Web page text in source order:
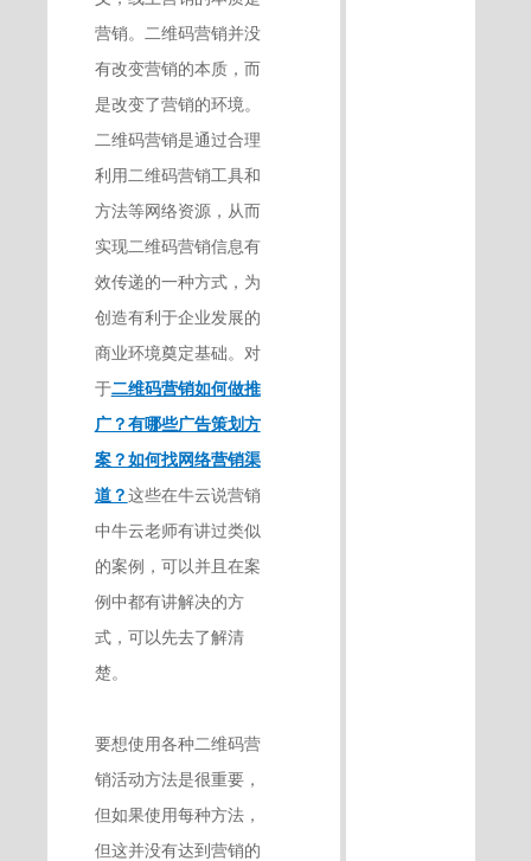
营销。二维码营销并没
有改变营销的本质，而
是改变了营销的环境。
二维码营销是通过合理
利用二维码营销工具和
方法等网络资源，从而
实现二维码营销信息有
效传递的一种方式，为
创造有利于企业发展的
商业环境奠定基础。对
于二维码营销如何做推
广？有哪些广告策划方
案？如何找网络营销渠
道？这些在牛云说营销
中牛云老师有讲过类似
的案例，可以并且在案
例中都有讲解决的方
式，可以先去了解清
楚。
要想使用各种二维码营
销活动方法是很重要，
但如果使用每种方法，
但这并没有达到营销的